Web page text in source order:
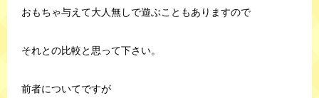
おもちゃ与えて大人無しで遊ぶこともありますので
それとの比較と思って下さい。
前者についてですが